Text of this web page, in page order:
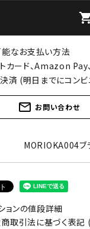
なお支払い方法
カード、Amazon
済 (明日までにコンビ
mail_outline お問い合わせ
MORIOKA004ブ
ョンの値段詳細
取引法に基づく表記